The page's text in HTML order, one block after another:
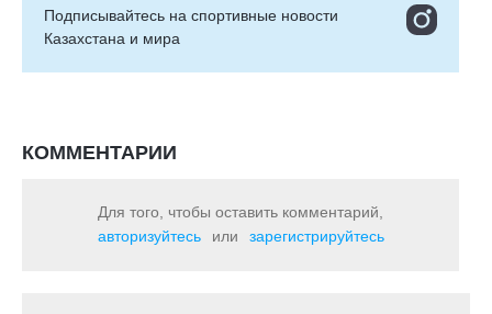
Подписывайтесь на cпортивные новости
Казахстана и мира
КОММЕНТАРИИ
Для того, чтобы оставить комментарий,
авторизуйтесь
или зарегистрируйтесь